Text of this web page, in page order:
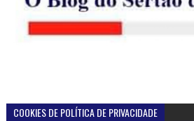
COOKIES DE POLÍTICA DE PRIVACIDADE